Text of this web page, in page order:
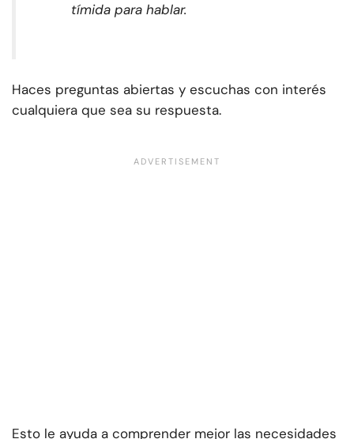
tímida para hablar.
Haces preguntas abiertas y escuchas con interés
cualquiera que sea su respuesta.
Esto le ayuda a comprender mejor las necesidades